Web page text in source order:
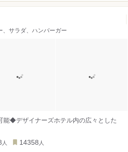
、サラダ、ハンバーガー
能◆デザイナーズホテル内の広々とした
人 14358 人